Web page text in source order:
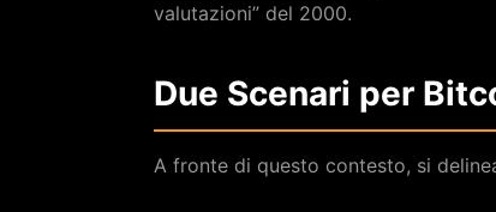
valutazioni” del 2000.
Due Scenari per
A fronte di questo contesto, si